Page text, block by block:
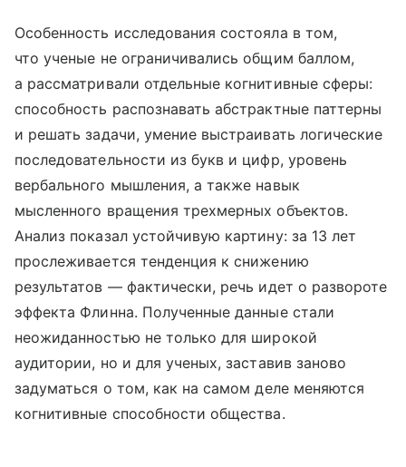
Особенность исследования состояла в том,
что ученые не ограничивались общим баллом,
а рассматривали отдельные когнитивные сферы:
способность распознавать абстрактные паттерны
и решать задачи, умение выстраивать логические
последовательности из букв и цифр, уровень
вербального мышления, а также навык
мысленного вращения трехмерных объектов.
Анализ показал устойчивую картину: за 13 лет
прослеживается тенденция к снижению
результатов — фактически, речь идет о развороте
эффекта Флинна. Полученные данные стали
неожиданностью не только для широкой
аудитории, но и для ученых, заставив заново
задуматься о том, как на самом деле меняются
когнитивные способности общества.